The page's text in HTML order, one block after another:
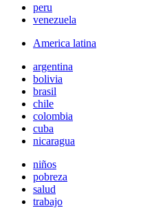
peru
venezuela
America latina
argentina
bolivia
brasil
chile
colombia
cuba
nicaragua
niños
pobreza
salud
trabajo